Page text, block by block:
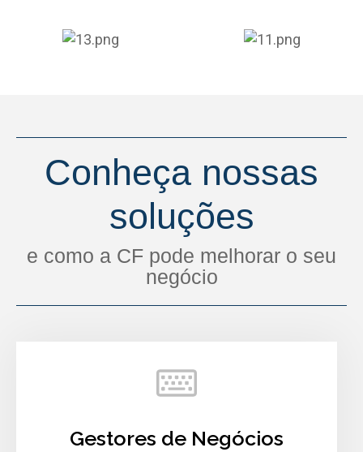
Conheça nossas
soluções
e como a CF pode melhorar o seu
negócio
Gestores de Negócios